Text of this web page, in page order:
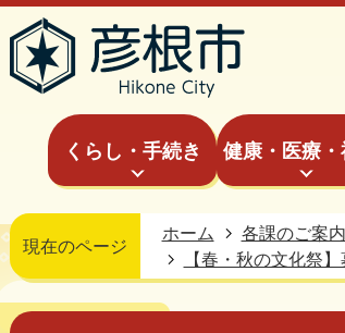
くらし・手続き 健康・医療・
現在のページ
ホーム 各課のご案内
【春・秋の文化祭